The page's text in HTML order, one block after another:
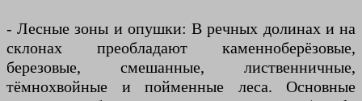
- Лесные зоны и опушки: В речных долинах и на
склонах преобладают каменноберёзовые,
березовые, смешанные, лиственничные,
тёмнохвойные и пойменные леса. Основные